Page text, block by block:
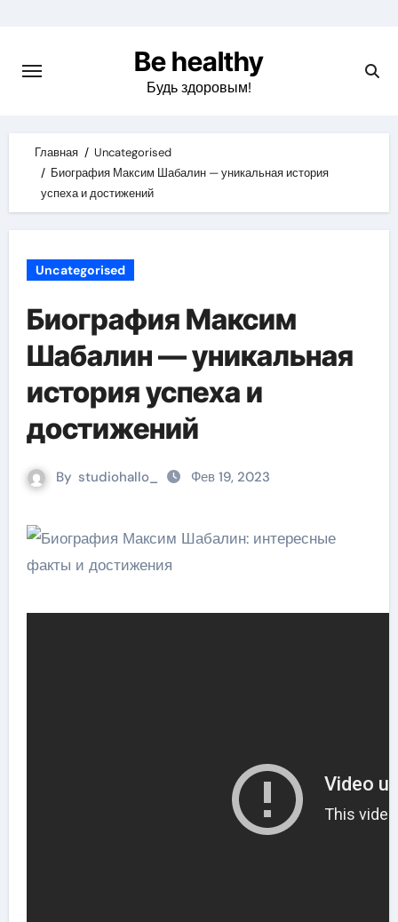
content
Be healthy
Будь здоровым!
Главная
Uncategorised
Биография Максим Шабалин — уникальная история
успеха и достижений
Uncategorised
Биография Максим
Шабалин — уникальная
история успеха и
достижений
By studiohallo_ Фев 19, 2023